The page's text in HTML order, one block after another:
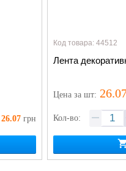
26.07 грн
Код товара: 44512
Лента
Ценаза шт:
Кол-во: